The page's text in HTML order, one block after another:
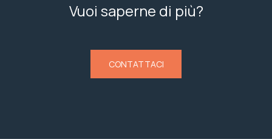
Vuoi saperne di più?
CONTATTACI